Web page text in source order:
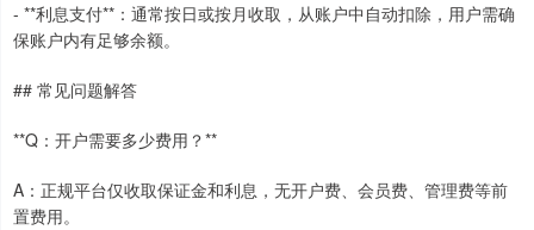
- **利息支付**：通常按日或按月收取，从账户中自动扣除，用户需确
保账户内有足够余额。
## 常见问题解答
**Q：开户需要多少费用？**
A：正规平台仅收取保证金和利息，无开户费、会员费、管理费等前
置费用。